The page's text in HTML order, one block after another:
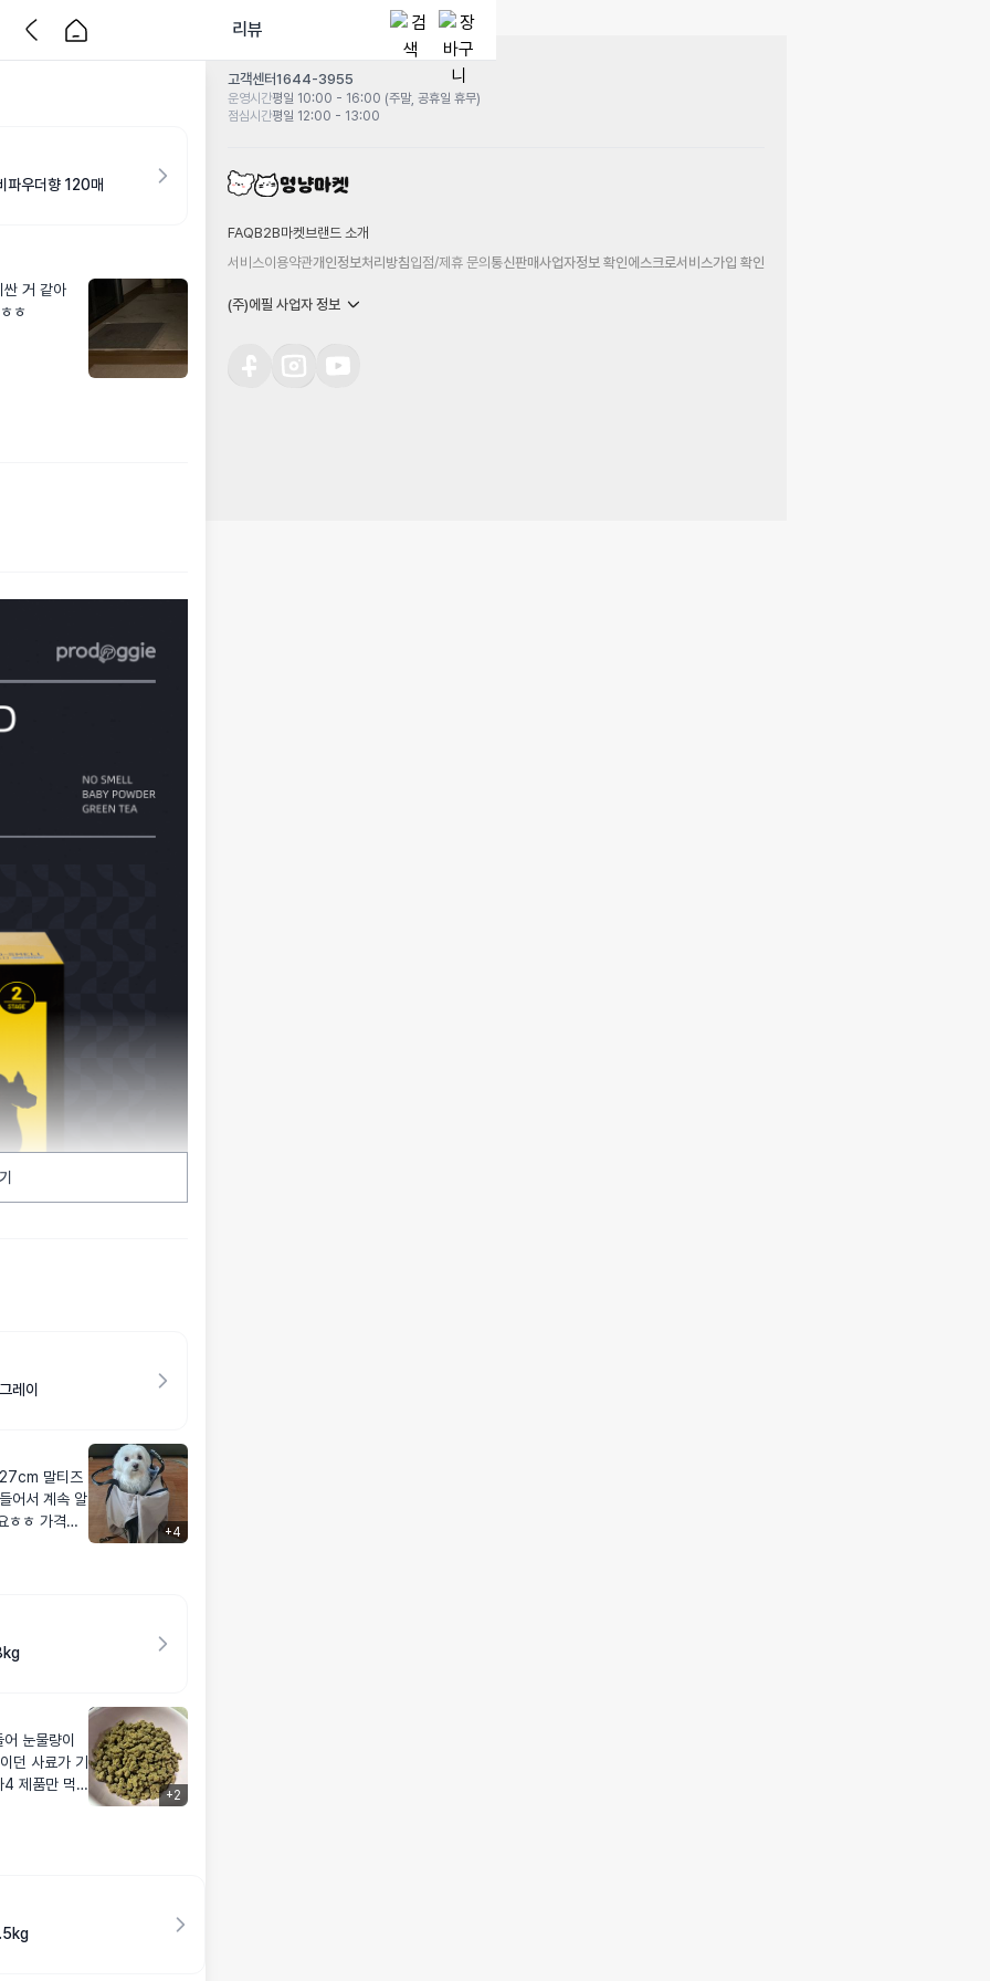
리뷰
파우더향 120매
싼 거 같아
ㅎ
레이
말티즈
어서 계속 알
ㅎㅎ 가격도
무 마음에 들
길이가 긴
아서 지퍼
+4
눈물량이
던 사료가 기
4 제품만 먹
+2
고객센터1644-3955
운영시간평일 10:00 - 16:00 (주말, 공휴일 휴무)
점심시간평일 12:00 - 13:00
FAQB2B마켓 브랜드 소개
서비스이용약관개인정보처리방침입점/제휴 문의통신판매사업자정보 확인에스크로서비스가입 확인
(주)에필 사업자 정보